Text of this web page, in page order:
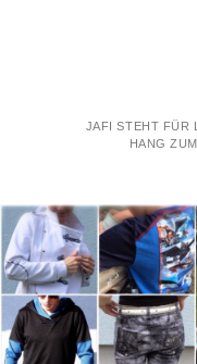
JAFI STEHT FÜR
HANG